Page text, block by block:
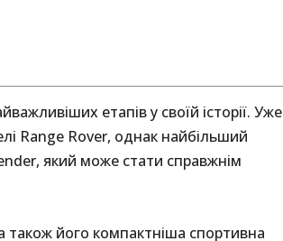
етапів у своїй історії. Уже
Range Rover, однак найбільший
який може стати справжнім
його компактніша спортивна